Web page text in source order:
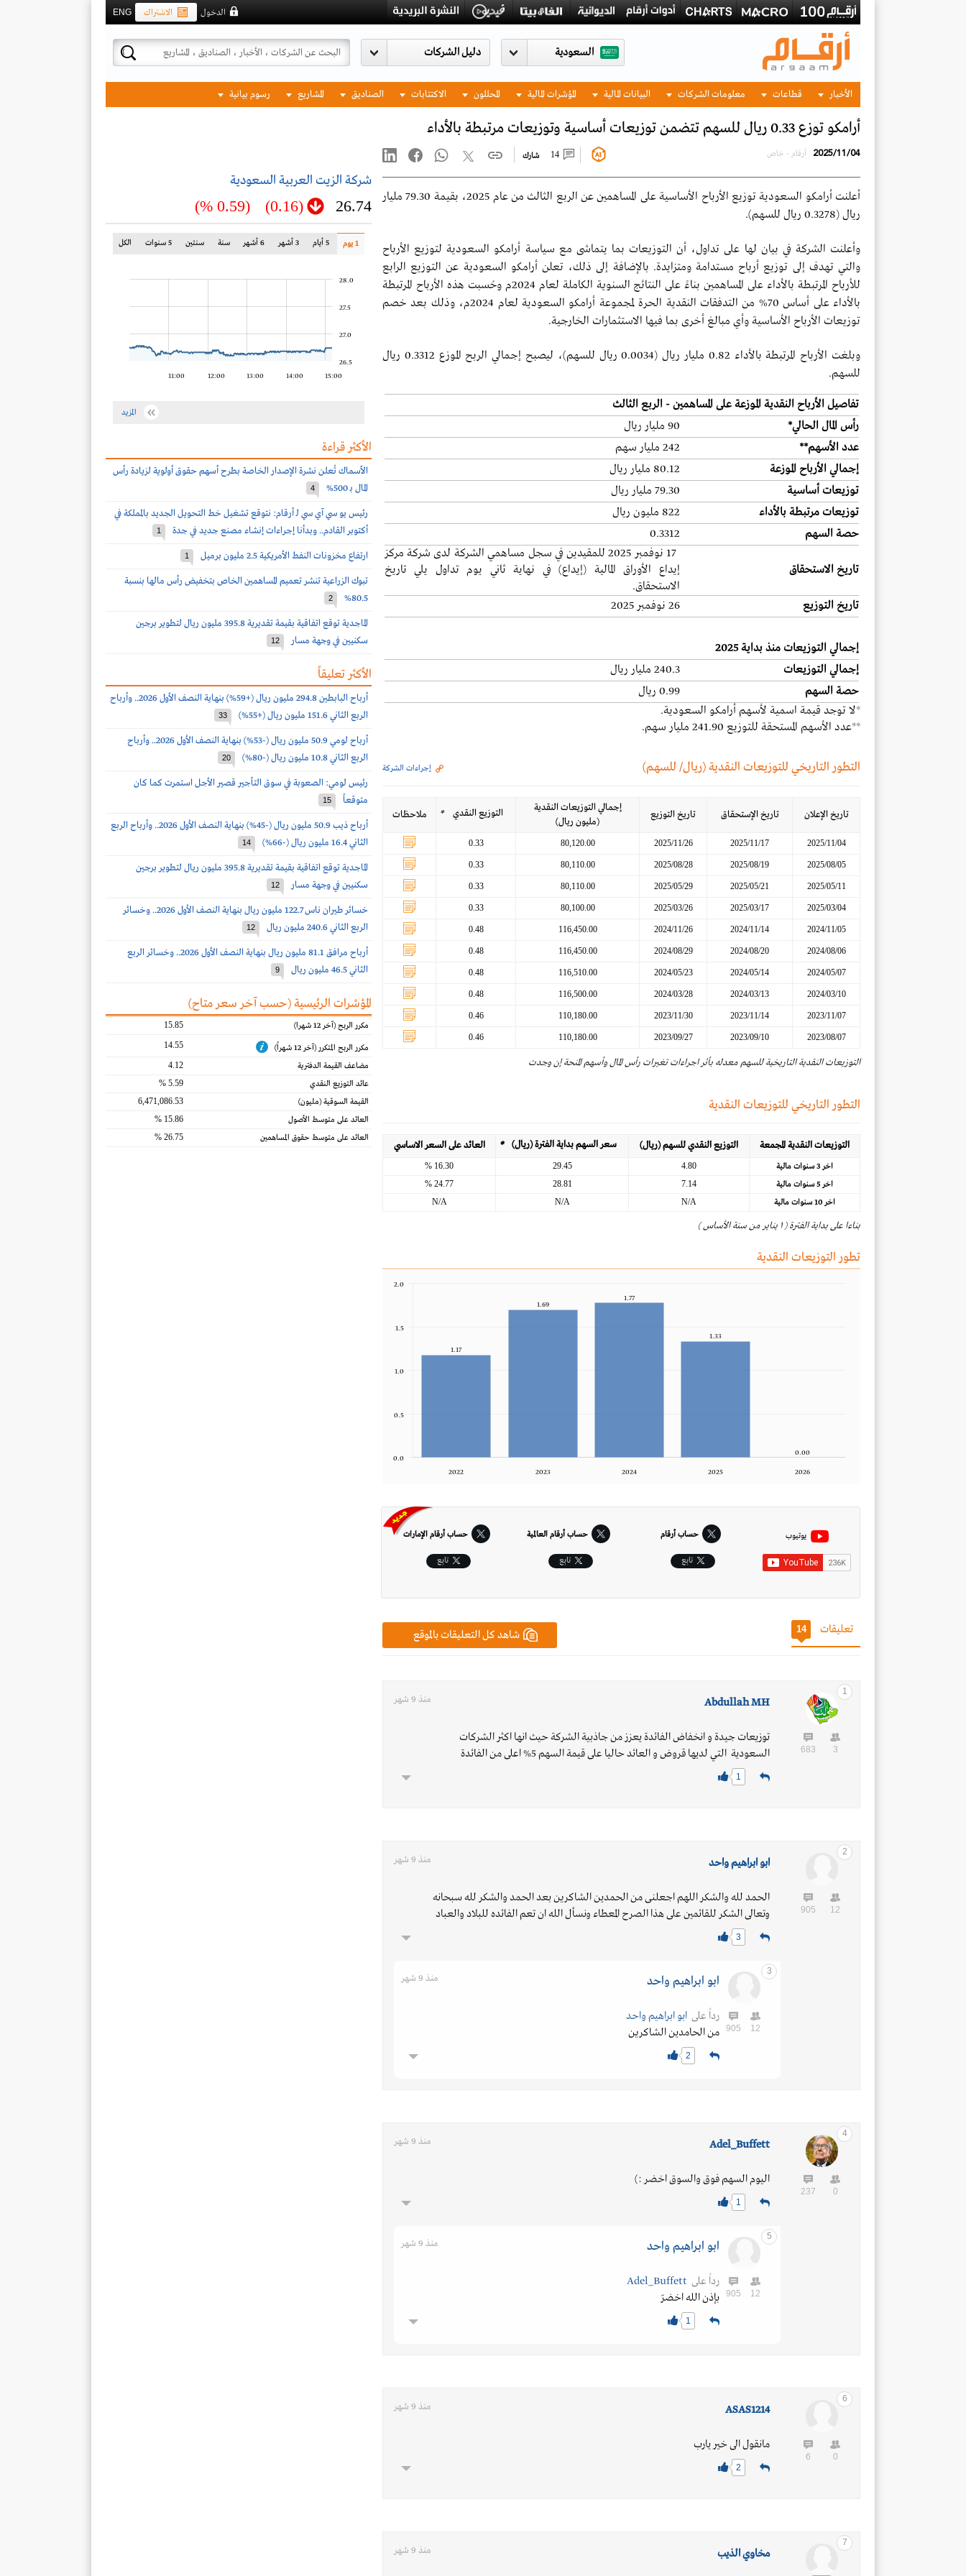
ENG الاشتراك الدخول
السعودية
الأخبار قطاعات معلومات الشركات البيانات المالية المؤشرات المالية المحللون الاكتتابات الصناديق المشاريع رسوم بيانية
أرامكو توزع 0.33 ريال للسهم تتضمن توزيعات أساسية وتوزيعات مرتبطة بالأداء
2025/11/04 أرقام - خاص شارك 14
أعلنت أرامكو السعودية توزيع الأرباح الأساسية على المساهمين عن الربع الثالث من عام 2025، بقيمة 79.30 مليار
ريال (0.3278 ريال للسهم).
وأعلنت الشركة في بيان لها على تداول، أن التوزيعات بما يتماشى مع سياسة أرامكو السعودية لتوزيع الأرباح
والتي تهدف إلى توزيع أرباح مستدامة ومتزايدة. بالإضافة إلى ذلك، تعلن أرامكو السعودية عن التوزيع الرابع
للأرباح المرتبطة بالأداء على المساهمين بناءً على النتائج السنوية الكاملة لعام 2024م وحُسبت هذه الأرباح المرتبطة
بالأداء على أساس 70% من التدفقات النقدية الحرة لمجموعة أرامكو السعودية لعام 2024م، وذلك بعد خصم
توزيعات الأرباح الأساسية وأي مبالغ أخرى بما فيها الاستثمارات الخارجية.
وبلغت الأرباح المرتبطة بالأداء 0.82 مليار ريال (0.0034 ريال للسهم)، ليصبح إجمالي الربح الموزع 0.3312 ريال
للسهم.
تفاصيل الأرباح النقدية الموزعة على المساهمين - الربع الثالث
رأس المال الحالي*
90 مليار ريال
عدد الأسهم**
242 مليار سهم
إجمالي الأرباح الموزعة
80.12 مليار ريال
توزيعات أساسية
79.30 مليار ريال
توزيعات مرتبطة بالأداء
822 مليون ريال
حصة السهم
0.3312
تاريخ الاستحقاق
17 نوفمبر 2025 للمقیدین في سجل مساھمي الشركة لدى شركة مركز
إيداع الأوراق المالية (إيداع) في نھایة ثاني یوم تداول یلي تاریخ
الاستحقاق.
تاريخ التوزيع
26 نوفمبر 2025
إجمالي التوزيعات منذ بداية 2025
إجمالي التوزيعات
240.3 مليار ريال
حصة السهم
0.99 ريال
*لا توجد قيمة اسمية لأسهم أرامكو السعودية.
**عدد الأسهم المستحقة للتوزيع 241.90 مليار سهم.
التطور التاريخي للتوزيعات النقدية (ريال/ للسهم) إجراءات الشركة
ملاحظات التوزيع النقدي *
إجمالي التوزيعات النقدية
(مليون ريال)
تاريخ التوزيع تاريخ الإستحقاق تاريخ الإعلان
0.33 80,120.00 2025/11/26 2025/11/17 2025/11/04
0.33 80,110.00 2025/08/28 2025/08/19 2025/08/05
0.33 80,110.00 2025/05/29 2025/05/21 2025/05/11
0.33 80,100.00 2025/03/26 2025/03/17 2025/03/04
0.48 116,450.00 2024/11/26 2024/11/14 2024/11/05
0.48 116,450.00 2024/08/29 2024/08/20 2024/08/06
0.48 116,510.00 2024/05/23 2024/05/14 2024/05/07
0.48 116,500.00 2024/03/28 2024/03/13 2024/03/10
0.46 110,180.00 2023/11/30 2023/11/14 2023/11/07
0.46 110,180.00 2023/09/27 2023/09/10 2023/08/07
التوزيعات النقدية التاريخية للسهم معدله بأثر اجراءات تغيرات رأس المال وأسهم المنحة إن وجدت
التطور التاريخي للتوزيعات النقدية
التوزيعات النقدية المجمعة التوزيع النقدي للسهم (ريال) * سعر السهم بداية الفترة (ريال) العائد على السعر الاساسي
اخر 3 سنوات مالية 4.80
29.45
16.30 %
اخر 5 سنوات مالية
7.14
28.81
24.77 %
اخر 10 سنوات مالية
N/A
N/A
N/A
بناءا على بداية الفترة ( ١ يناير من سنة الأساس )
تطور التوزيعات النقدية
1.17
1.69
1.77
1.33
0.00
2022 2023 2024 2025 2026
0.0
0.5
1.0
1.5
2.0
يوتيوب حساب أرقام
تابِع
حساب أرقام العالمية
تابِع
حساب أرقام الإمارات‎
تابِع
شاهد كل التعليقات بالموقع تعليقات 14
1
3
683
Abdullah MH منذ 9 شهر
توزيعات جيدة و انخفاض الفائدة يعزز من جاذبية الشركة حيث انها اكثر الشركات
السعودية التي لديها قروض و العائد حاليا على قيمة السهم 5% اعلى من الفائدة
1
2
12
905
ابو ابراهيم واحد منذ 9 شهر
الحمد لله والشكر اللهم اجعلنى من الحمدين الشاكرين بعد الحمد والشكر لله سبحانه
وتعالى الشكر للقائمين على هذا الصرح المعطاء ونسأل الله ان تعم الفائده للبلاد والعباد
3
3
12
905
ابو ابراهيم واحد منذ 9 شهر
رداً علىابو ابراهيم واحد
من الحامدين الشاكرين
2
4
0
237
Adel_Buffett منذ 9 شهر
اليوم السهم فوق والسوق اخضر :)
1
5
12
905
ابو ابراهيم واحد منذ 9 شهر
رداً علىAdel_Buffett
بإذن الله اخضرّ
1
6
0
6
ASAS1214 منذ 9 شهر
مانقول الى خير يارب
2
7
مـخـاوي الـذيــب منذ 9 شهر
شركة الزيت العربية السعودية
26.74
(0.16)
(0.59 %)
1 يوم 5 أيام 3 أشهر 6 أشهر سنة سنتين 5 سنوات الكل
11:00 12:00 13:00 14:00 15:00
26.5
27.0
27.5
28.0
المزيد
الأكثر قراءة
الأسماك تُعلن نشرة الإصدار الخاصة بطرح أسهم حقوق أولوية لزيادة رأس
المال بـ 500%
4
رئيس يو سي آي سي لـ أرقام: نتوقع تشغيل خط التحويل الجديد بالمملكة في
أكتوبر القادم.. وبدأنا إجراءات إنشاء مصنع جديد في جدة
1
ارتفاع مخزونات النفط الأمريكية 2.5 مليون برميل 1
تبوك الزراعية تنشر تعميم المساهمين الخاص بتخفيض رأس مالها بنسبة
80.5%
2
الماجدية توقع اتفاقية بقيمة تقديرية 395.8 مليون ريال لتطوير برجين
سكنيين في وجهة مسار
12
الأكثر تعليقاً
أرباح البابطين 294.8 مليون ريال (+59%) بنهاية النصف الأول 2026.. وأرباح
الربع الثاني 151.6 مليون ريال (+55%)
33
أرباح لومي 50.9 مليون ريال (-53%) بنهاية النصف الأول 2026.. وأرباح
الربع الثاني 10.8 مليون ريال (-80%)
20
رئيس لومي: الصعوبة في سوق التأجير قصير الأجل استمرت كما كان
متوقعاً
15
أرباح ذيب 50.9 مليون ريال (-45%) بنهاية النصف الأول 2026.. وأرباح الربع
الثاني 16.4 مليون ريال (-66%)
14
الماجدية توقع اتفاقية بقيمة تقديرية 395.8 مليون ريال لتطوير برجين
سكنيين في وجهة مسار
12
خسائر طيران ناس 122.7 مليون ريال بنهاية النصف الأول 2026.. وخسائر
الربع الثاني 240.6 مليون ريال
12
أرباح مرافق 81.1 مليون ريال بنهاية النصف الأول 2026.. وخسائر الربع
الثاني 46.5 مليون ريال
9
المؤشرات الرئيسية (حسب آخر سعر متاح)‎
مكرر الربح (آخر 12 شهرا) 15.85
مكرر الربح المتكرر (آخر 12 شهراً) 14.55
مضاعف القيمة الدفترية
4.12
عائد التوزيع النقدي
5.59 %
القيمة السوقية (مليون)
6,471,086.53
العائد على متوسط الأصول
15.86 %
العائد على متوسط حقوق المساهمين
26.75 %